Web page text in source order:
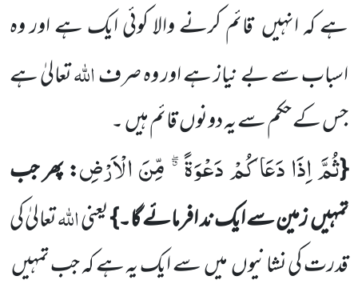
ہے کہ انہیں قائم کرنے والا کوئی ایک ہے اور وہ
اسباب سے بے نیاز ہے اور وہ صرفاللہتعالیٰ ہے
جس کے حکم سے یہ دونوںقائم ہیں۔
{ثُمَّ اِذَا دَعَاكُمْ دَعْوَةً ﳓ مِّنَ الْاَرْضِ: پھر جب
تمہیںزمین سے ایک ندافرمائے گا۔}یعنیاللہتعالیٰ کی
قدرت کی نشانیوںمیںسے ایک یہ ہے کہ جب تمہیں